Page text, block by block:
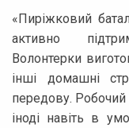
«Пиріжковий
активно
Волонтерки
інші домашні
передову. Робочий
іноді навіть в